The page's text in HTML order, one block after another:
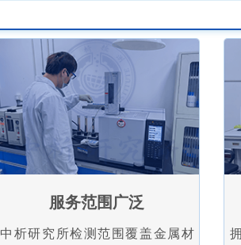
服务范围广泛
中析研究所检测范围覆盖金属材